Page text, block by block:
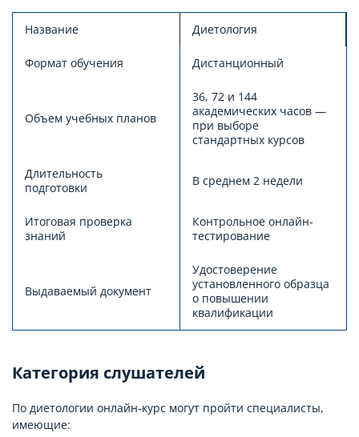
Название Диетология
Формат обучения Дистанционный
Объем учебных планов
36, 72 и 144
академических часов —
при выборе
стандартных курсов
Длительность
подготовки
В среднем 2 недели
Итоговая проверка
знаний
Контрольное онлайн-
тестирование
Выдаваемый документ
Удостоверение
установленного образца
о повышении
квалификации
Категория слушателей
По диетологии онлайн-курс могут пройти специалисты,
имеющие: